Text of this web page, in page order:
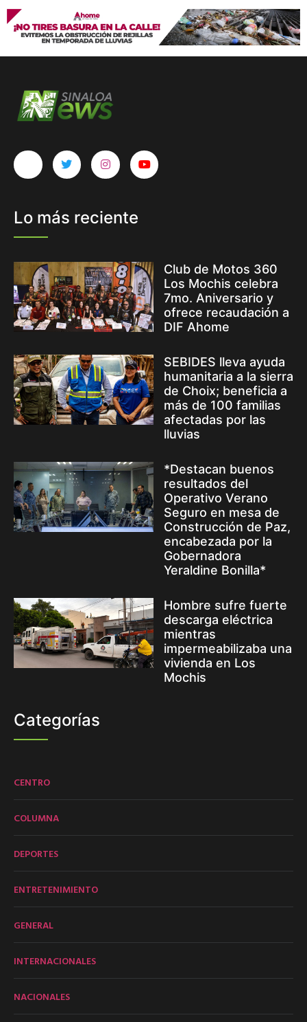
Lo más reciente
Club de Motos 360
Los Mochis celebra
7mo. Aniversario y
ofrece recaudación a
DIF Ahome
SEBIDES lleva ayuda
humanitaria a la sierra
de Choix; beneficia a
más de 100 familias
afectadas por las
lluvias
*Destacan buenos
resultados del
Operativo Verano
Seguro en mesa de
Construcción de Paz,
encabezada por la
Gobernadora
Yeraldine Bonilla*
Hombre sufre fuerte
descarga eléctrica
mientras
impermeabilizaba una
vivienda en Los
Mochis
Categorías
CENTRO
COLUMNA
DEPORTES
ENTRETENIMIENTO
GENERAL
INTERNACIONALES
NACIONALES